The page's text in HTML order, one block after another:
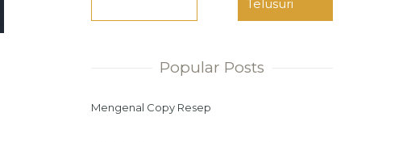
Popular Posts
Mengenal Copy Resep